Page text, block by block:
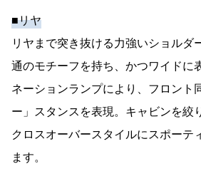
■リヤ
リヤまで突き抜ける力強いショルダ
通のモチーフを持ち、かつワイドに
ネーションランプにより、フロント
ー」スタンスを表現。キャビンを絞
クロスオーバースタイルにスポーテ
ます。